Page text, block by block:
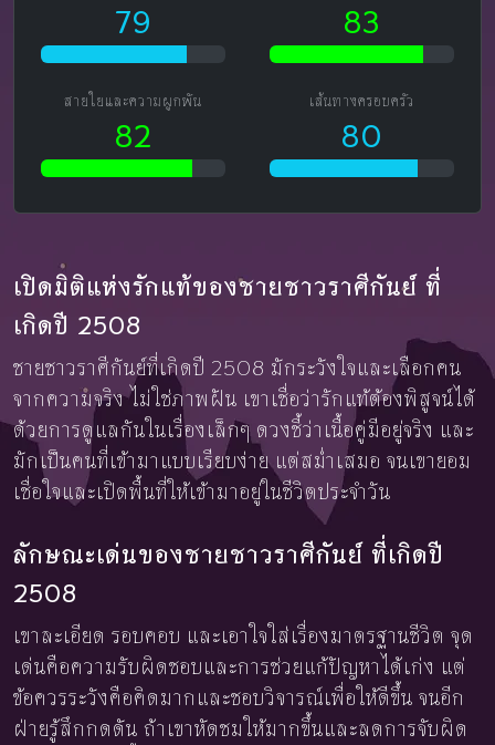
79 83
สายใยและความผูกพัน
82
เส้นทางครอบครัว
80
เปิดมิติแห่งรักแท้ของชายชาวราศีกันย์ ที่
เกิดปี 2508
ชายชาวราศีกันย์ที่เกิดปี 2508 มักระวังใจและเลือกคน
จากความจริง ไม่ใช่ภาพฝัน เขาเชื่อว่ารักแท้ต้องพิสูจน์ได้
ด้วยการดูแลกันในเรื่องเล็กๆ ดวงชี้ว่าเนื้อคู่มีอยู่จริง และ
มักเป็นคนที่เข้ามาแบบเรียบง่าย แต่สม่ำเสมอ จนเขายอม
เชื่อใจและเปิดพื้นที่ให้เข้ามาอยู่ในชีวิตประจำวัน
ลักษณะเด่นของชายชาวราศีกันย์ ที่เกิดปี
2508
เขาละเอียด รอบคอบ และเอาใจใส่เรื่องมาตรฐานชีวิต จุด
เด่นคือความรับผิดชอบและการช่วยแก้ปัญหาได้เก่ง แต่
ข้อควรระวังคือคิดมากและชอบวิจารณ์เพื่อให้ดีขึ้น จนอีก
ฝ่ายรู้สึกกดดัน ถ้าเขาหัดชมให้มากขึ้นและลดการจับผิด